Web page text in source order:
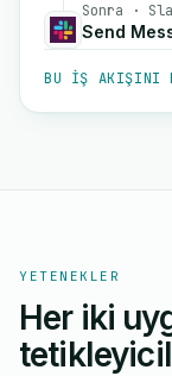
Sonra ·
Send
BU IŞ AKIŞINI
YETENEKLER
Her iki